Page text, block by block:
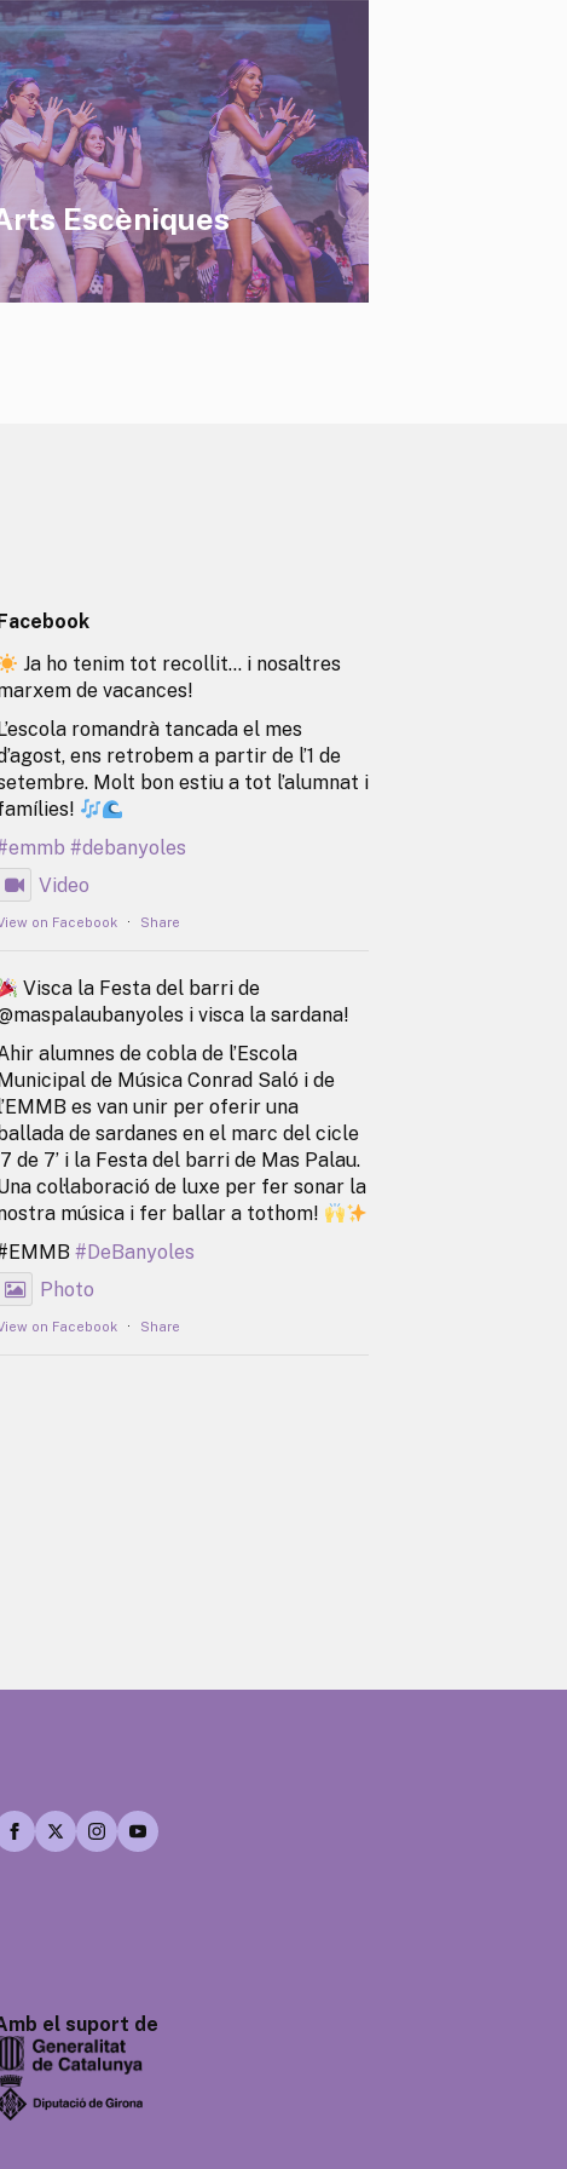
Escèniques
Ja ho tenim tot recollit… i nosaltres
de vacances!
romandrà tancada el mes
ens retrobem a partir de l’1 de
Molt bon estiu a tot l’alumnat i
#debanyoles
Video
on Facebook · Share
Visca la Festa del barri de
i visca la sardana!
alumnes de cobla de l’Escola
de Música Conrad Saló i de
es van unir per oferir una
ballada de sardanes en el marc del cicle
de 7’ i la Festa del barri de Mas Palau.
col·laboració de luxe per fer sonar la
música i fer ballar a tothom!
#DeBanyoles
Photo
on Facebook · Share
el suport de